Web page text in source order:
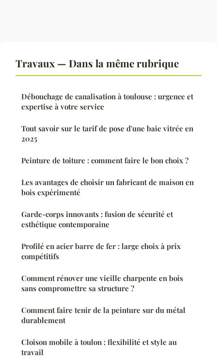
Travaux — Dans la même rubrique
Débouchage de canalisation à toulouse : urgence et
expertise à votre service
Tout savoir sur le tarif de pose d'une baie vitrée en
2025
Peinture de toiture : comment faire le bon choix ?
Les avantages de choisir un fabricant de maison en
bois expérimenté
Garde-corps innovants : fusion de sécurité et
esthétique contemporaine
Profilé en acier barre de fer : large choix à prix
compétitifs
Comment rénover une vieille charpente en bois
sans compromettre sa structure ?
Comment faire tenir de la peinture sur du métal
durablement
Cloison mobile à toulon : flexibilité et style au
travail